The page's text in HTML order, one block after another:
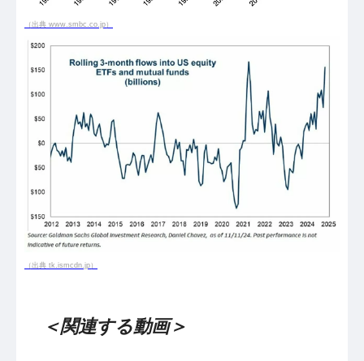
（出典 www.smbc.co.jp）
（出典 tk.ismcdn.jp）
＜関連する動画＞